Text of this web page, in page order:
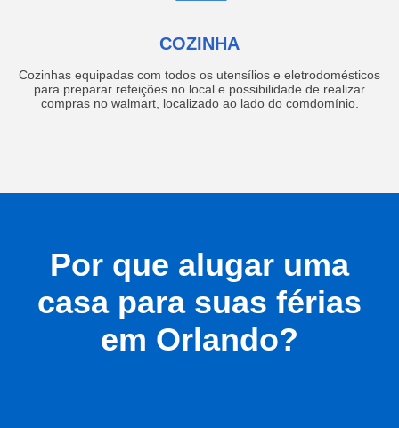
COZINHA
Cozinhas equipadas com todos os utensílios e eletrodomésticos
para preparar refeições no local e possibilidade de realizar
compras no walmart, localizado ao lado do comdomínio.
Por que alugar uma
casa para suas férias
em Orlando?